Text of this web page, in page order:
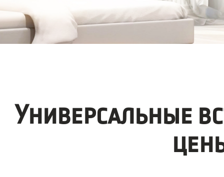
Универсальные